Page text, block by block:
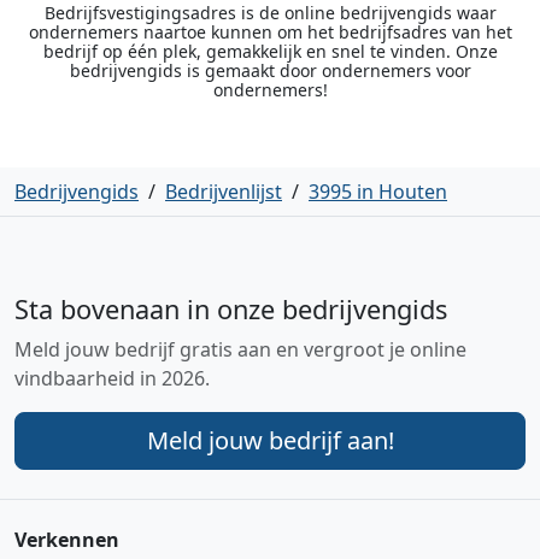
Bedrijfsvestigingsadres is de online bedrijvengids waar
ondernemers naartoe kunnen om het bedrijfsadres van het
bedrijf op één plek, gemakkelijk en snel te vinden. Onze
bedrijvengids is gemaakt door ondernemers voor
ondernemers!
Bedrijvengids / Bedrijvenlijst / 3995 in Houten
Sta bovenaan in onze bedrijvengids
Meld jouw bedrijf gratis aan en vergroot je online
vindbaarheid in 2026.
Meld jouw bedrijf aan!
Verkennen